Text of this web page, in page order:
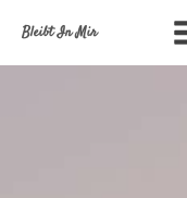
Bleibt In Mir